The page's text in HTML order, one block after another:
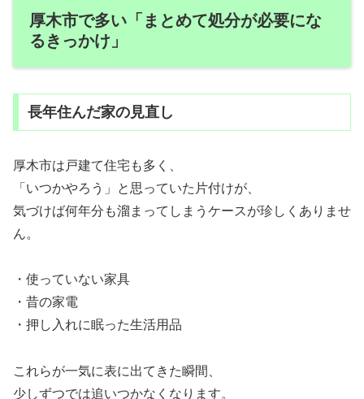
厚木市で多い「まとめて処分が必要にな
るきっかけ」
長年住んだ家の見直し
厚木市は戸建て住宅も多く、
「いつかやろう」と思っていた片付けが、
気づけば何年分も溜まってしまうケースが珍しくありませ
ん。
・使っていない家具
・昔の家電
・押し入れに眠った生活用品
これらが一気に表に出てきた瞬間、
少しずつでは追いつかなくなります。